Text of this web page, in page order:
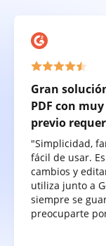
Gran
PDF con
previo
"Simplicidad,
fácil de usar.
cambios y
utiliza junto a
siempre se
preocuparte